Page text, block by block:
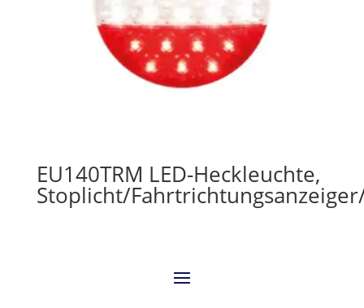
EU140TRM LED-Heckleuchte,
Stoplicht/